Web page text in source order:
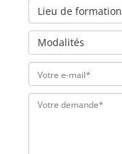
Lieu de formation
Modalités